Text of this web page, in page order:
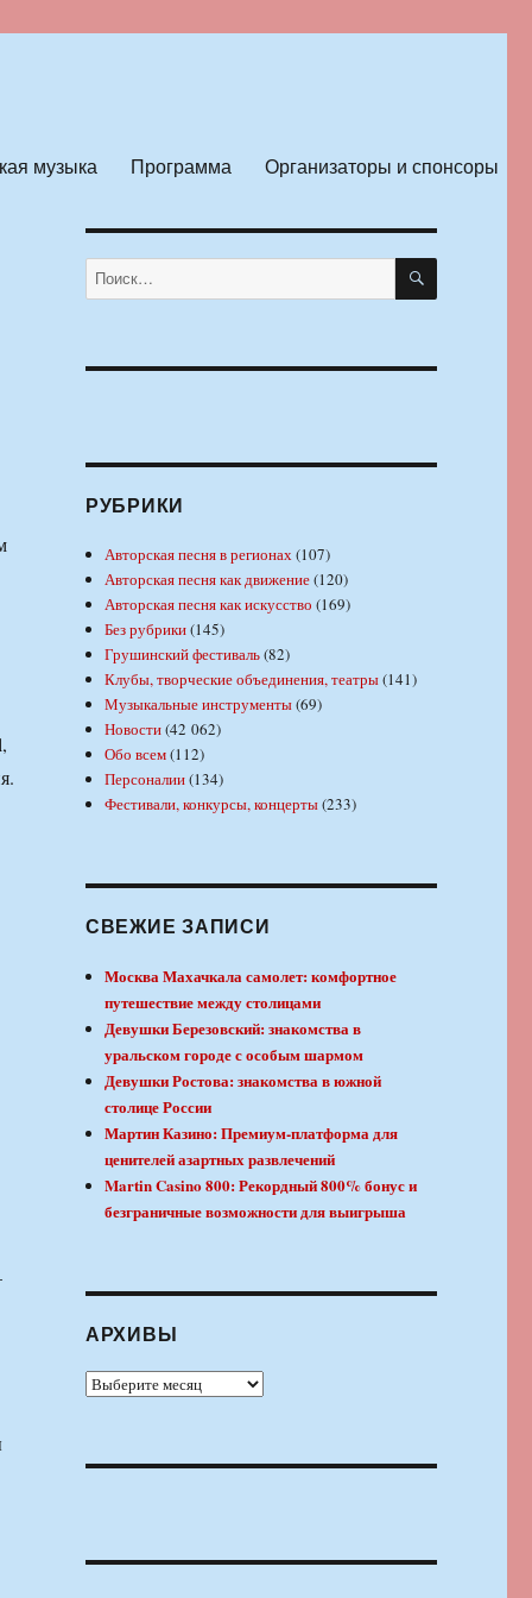
музыка Программа Организаторы и спонсоры
Искать: ПОИСК
РУБРИКИ
Авторская песня в регионах(107)
Авторская песня как движение(120)
Авторская песня как искусство (169)
Без рубрики(145)
Грушинский фестиваль(82)
Клубы, творческие объединения, театры(141)
Музыкальные инструменты(69)
Новости(42 062)
Обо всем(112)
Персоналии(134)
Фестивали, конкурсы, концерты(233)
СВЕЖИЕ ЗАПИСИ
Москва Махачкала самолет: комфортное
путешествие между столицами
Девушки Березовский: знакомства в
уральском городе с особым шармом
Девушки Ростова: знакомства в южной
столице России
Мартин Казино: Премиум-платформа для
ценителей азартных развлечений
Martin Casino 800: Рекордный 800% бонус и
безграничные возможности для выигрыша
АРХИВЫ
Архивы